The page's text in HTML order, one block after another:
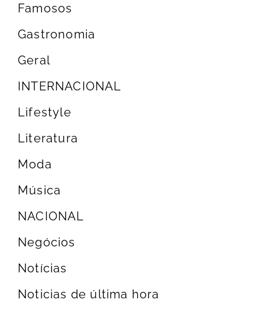
Famosos
Gastronomia
Geral
INTERNACIONAL
Lifestyle
Literatura
Moda
Música
NACIONAL
Negócios
Notícias
Noticias de última hora